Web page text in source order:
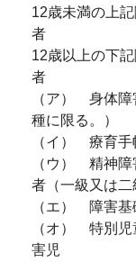
12歳未満の上
者
12歳以上の下
者
（ア） 身体障
種に限る。）
（イ） 療育手
（ウ） 精神障
者（一級又は二
（エ） 障害基
（オ） 特別児
害児